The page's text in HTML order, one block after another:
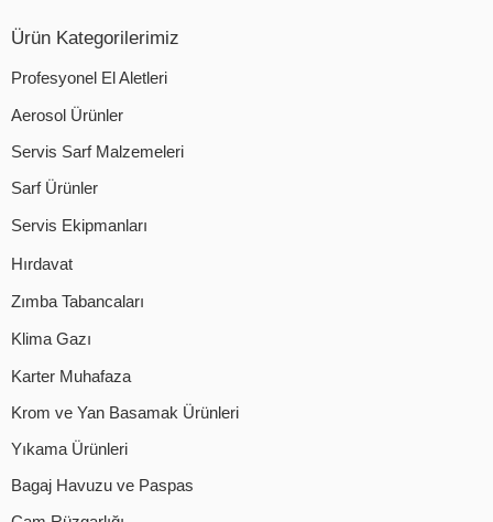
Ürün Kategorilerimiz
Profesyonel El Aletleri
Aerosol Ürünler
Servis Sarf Malzemeleri
Sarf Ürünler
Servis Ekipmanları
Hırdavat
Zımba Tabancaları
Klima Gazı
Karter Muhafaza
Krom ve Yan Basamak Ürünleri
Yıkama Ürünleri
Bagaj Havuzu ve Paspas